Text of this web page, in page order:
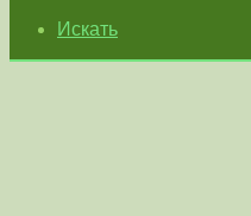
Искать